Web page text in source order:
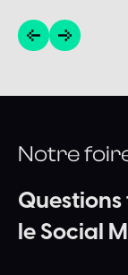
Notre
Questions
leSocial